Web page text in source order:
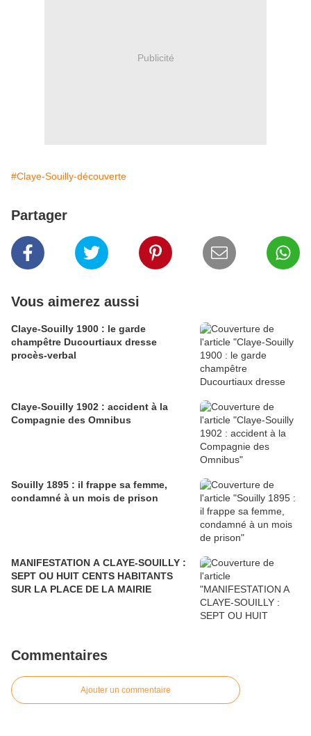
Publicité
#Claye-Souilly-découverte
Partager
Vous aimerez aussi
Claye-Souilly 1900 : le garde
champêtre Ducourtiaux dresse
procès-verbal
Claye-Souilly 1902 : accident à la
Compagnie des Omnibus
Souilly 1895 : il frappe sa femme,
condamné à un mois de prison
MANIFESTATION A CLAYE-SOUILLY :
SEPT OU HUIT CENTS HABITANTS
SUR LA PLACE DE LA MAIRIE
Commentaires
Ajouter un commentaire